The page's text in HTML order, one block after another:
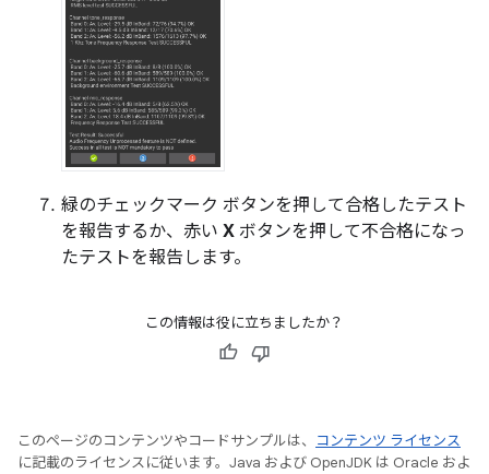
緑のチェックマーク ボタンを押して合格したテスト
を報告するか、赤い X ボタンを押して不合格になっ
たテストを報告します。
この情報は役に立ちましたか？
このページのコンテンツやコードサンプルは、
コンテンツ ライセンス
に記載のライセンスに従います。Java および OpenJDK は Oracle およ